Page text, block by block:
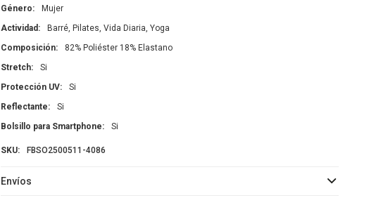
Género
Mujer
Actividad
Barré, Pilates, Vida Diaria, Yoga
Composición
82% Poliéster 18% Elastano
Stretch
Si
Protección UV
Si
Reflectante
Si
Bolsillo para Smartphone
Si
FBSO2500511-4086
Envíos